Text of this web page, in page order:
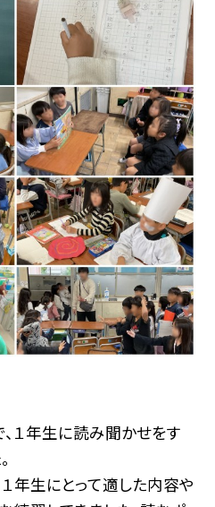
１年生に読み聞かせをす
年生にとって適した内容や